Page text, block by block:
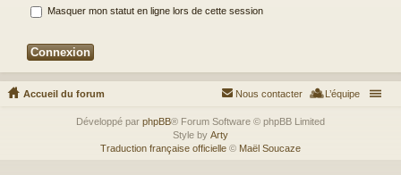
Masquer mon statut en ligne lors de cette session
Accueil du forum L’équipe
Nous contacter
Développé par phpBB® Forum Software © phpBB Limited
Style by Arty
Traduction française officielle © Maël Soucaze